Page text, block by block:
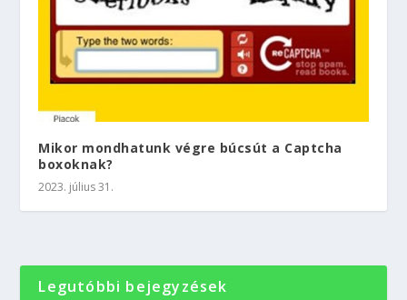
Mikor mondhatunk végre búcsút a Captcha
boxoknak?
2023. július 31.
Legutóbbi bejegyzések